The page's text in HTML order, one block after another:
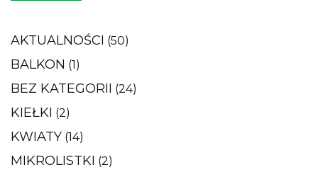
AKTUALNOŚCI (50)
BALKON (1)
BEZ KATEGORII (24)
KIEŁKI (2)
KWIATY (14)
MIKROLISTKI (2)